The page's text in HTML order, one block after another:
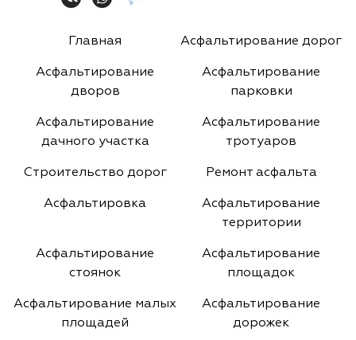
Главная Асфальтирование дорог
Асфальтирование
дворов
Асфальтирование
парковки
Асфальтирование
дачного участка
Асфальтирование
тротуаров
Строительство дорог Ремонт асфальта
Асфальтировка
Асфальтирование
территории
Асфальтирование
стоянок
Асфальтирование
площадок
Асфальтирование малых
площадей
Асфальтирование
дорожек